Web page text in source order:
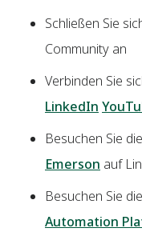
Schließen Sie
Community an
Verbinden Sie
LinkedIn
Besuchen Sie
Emerson auf
Besuchen Sie
Automation